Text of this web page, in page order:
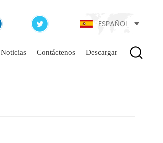
ESPAÑOL
Noticias Contáctenos Descargar